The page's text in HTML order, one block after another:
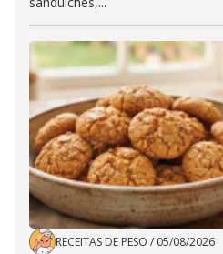
RECEITAS DE PESO / 05/08/2026